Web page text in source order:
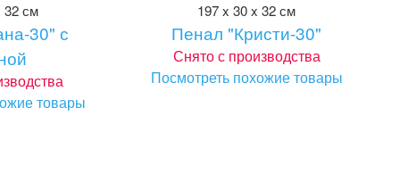
32 см
30" с
товары
197 x 30 x 32 см
Пенал "Кристи-30"
Снято с производства
Посмотреть похожие товары